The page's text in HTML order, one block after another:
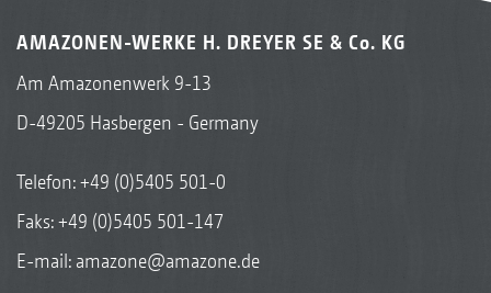
AMAZONEN-WERKE H. DREYER SE & Co. KG
Am Amazonenwerk 9-13
D-49205 Hasbergen - Germany
Telefon:+49 (0)5405 501-0
Faks: +49 (0)5405 501-147
E-mail: amazone@amazone.de